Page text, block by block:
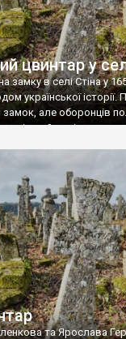
цвинтар у
замку в селі Стіна у
української історії.
замок, але оборонців
який тоді
19 століття, є такі,
та Ярослава